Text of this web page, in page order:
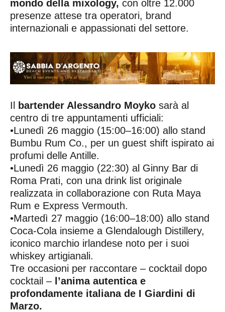
mondo della mixology, con oltre 12.000
presenze attese tra operatori, brand
internazionali e appassionati del settore.
Il bartender Alessandro Moyko sarà al
centro di tre appuntamenti ufficiali:
•Lunedì 26 maggio (15:00–16:00) allo stand
Bumbu Rum Co., per un guest shift ispirato ai
profumi delle Antille.
•Lunedì 26 maggio (22:30) al Ginny Bar di
Roma Prati, con una drink list originale
realizzata in collaborazione con Ruta Maya
Rum e Express Vermouth.
•Martedì 27 maggio (16:00–18:00) allo stand
Coca-Cola insieme a Glendalough Distillery,
iconico marchio irlandese noto per i suoi
whiskey artigianali.
Tre occasioni per raccontare – cocktail dopo
cocktail – l’anima autentica e
profondamente italiana de I Giardini di
Marzo.